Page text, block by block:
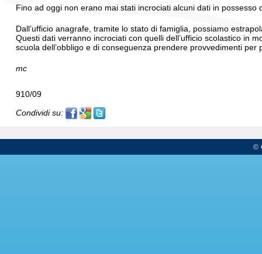
Fino ad oggi non erano mai stati incrociati alcuni dati in possesso
Dall’ufficio anagrafe, tramite lo stato di famiglia, possiamo
Questi dati verranno incrociati con quelli dell’ufficio scolastico in
scuola dell’obbligo e di conseguenza prendere provvedimenti per
mc
910/09
Condividi su:
©